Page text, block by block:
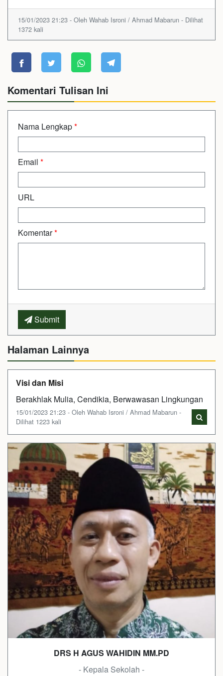
15/01/2023 21:23 - Oleh Wahab Isroni / Ahmad Mabarun - Dilihat
1372 kali
Komentari Tulisan Ini
Nama Lengkap*
Email *
URL
Komentar*
Submit
Halaman Lainnya
Visi dan Misi
Berakhlak Mulia, Cendikia, Berwawasan Lingkungan
15/01/2023 21:23 - Oleh Wahab Isroni / Ahmad Mabarun -
Dilihat 1223 kali
DRS H AGUS WAHIDIN MM.PD
- Kepala Sekolah -